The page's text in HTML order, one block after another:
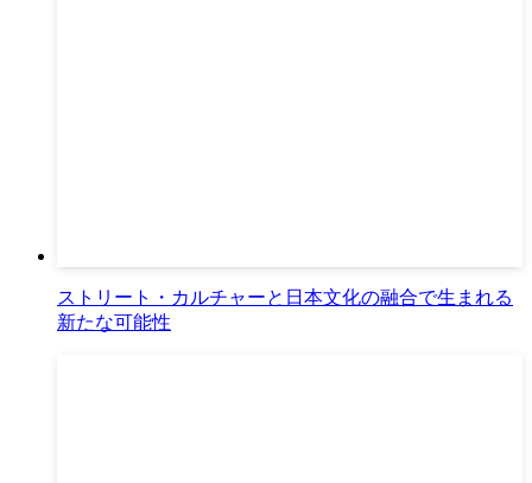
ストリート・カルチャーと日本文化の融合で生まれる
新たな可能性